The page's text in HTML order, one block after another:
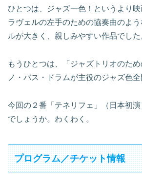
ひとつは、ジャズ一色！というより映
ラヴェルの左手のための協奏曲のよ
ルが大きく、親しみやすい作品でした
もうひとつは、「ジャズトリオのた
ノ・バス・ドラムが主役のジャズ色全
今回の２番「テネリフェ」（日本初
でしょうか。わくわく。
プログラム／チケット情報